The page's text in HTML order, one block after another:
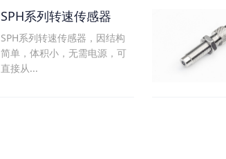
SPH系列转速传感器
SPH系列转速传感器，因结构
简单，体积小，无需电源，可
直接从...